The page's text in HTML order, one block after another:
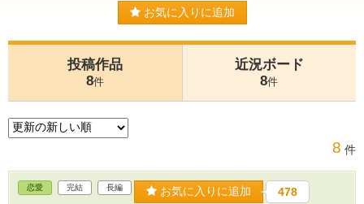
お気に入りに追加
投稿作品
8件
近況ボード
8件
8 件
恋愛 完結 長編 お気に入りに追加 478